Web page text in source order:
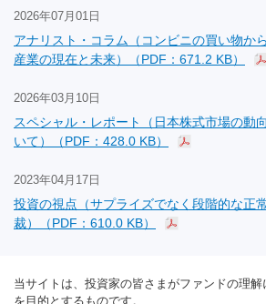
2026年07月01日
アナリスト・コラム（コンビニの買い物か
産業の現在と未来）（PDF：671.2 KB）
2026年03月10日
スペシャル・レポート（日本株式市場の動
いて）（PDF：428.0 KB）
2023年04月17日
投資の視点（サプライズでなく段階的な正
裁）（PDF：610.0 KB）
当サイトは、投資家の皆さまがファンドの理
を目的とするものです。